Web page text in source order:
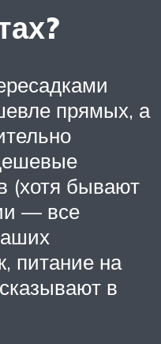
прямых, а
(хотя бывают
— все
питание на
в